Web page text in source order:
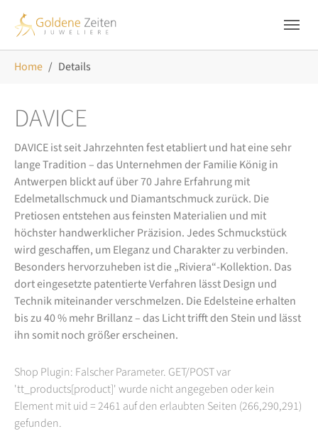
Home Details
DAVICE
DAVICE ist seit Jahrzehnten fest etabliert und hat eine sehr
lange Tradition – das Unternehmen der Familie König in
Antwerpen blickt auf über 70 Jahre Erfahrung mit
Edelmetallschmuck und Diamantschmuck zurück. Die
Pretiosen entstehen aus feinsten Materialien und mit
höchster handwerklicher Präzision. Jedes Schmuckstück
wird geschaffen, um Eleganz und Charakter zu verbinden.
Besonders hervorzuheben ist die „Riviera“-Kollektion. Das
dort eingesetzte patentierte Verfahren lässt Design und
Technik miteinander verschmelzen. Die Edelsteine erhalten
bis zu 40 % mehr Brillanz – das Licht trifft den Stein und lässt
ihn somit noch größer erscheinen.
Shop Plugin: Falscher Parameter. GET/POST var
'tt_products[product]' wurde nicht angegeben oder kein
Element mit uid = 2461 auf den erlaubten Seiten (266,290,291)
gefunden.